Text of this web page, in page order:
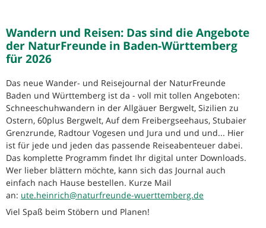
Wandern und Reisen: Das sind die Angebote
der NaturFreunde in Baden-Württemberg
für 2026
Das neue Wander- und Reisejournal der NaturFreunde
Baden und Württemberg ist da - voll mit tollen Angeboten:
Schneeschuhwandern in der Allgäuer Bergwelt, Sizilien zu
Ostern, 60plus Bergwelt, Auf dem Freibergseehaus, Stubaier
Grenzrunde, Radtour Vogesen und Jura und und und... Hier
ist für jede und jeden das passende Reiseabenteuer dabei.
Das komplette Programm findet Ihr digital unter Downloads.
Wer lieber blättern möchte, kann sich das Journal auch
einfach nach Hause bestellen. Kurze Mail
an: ute.heinrich@naturfreunde-wuerttemberg.de
Viel Spaß beim Stöbern und Planen!